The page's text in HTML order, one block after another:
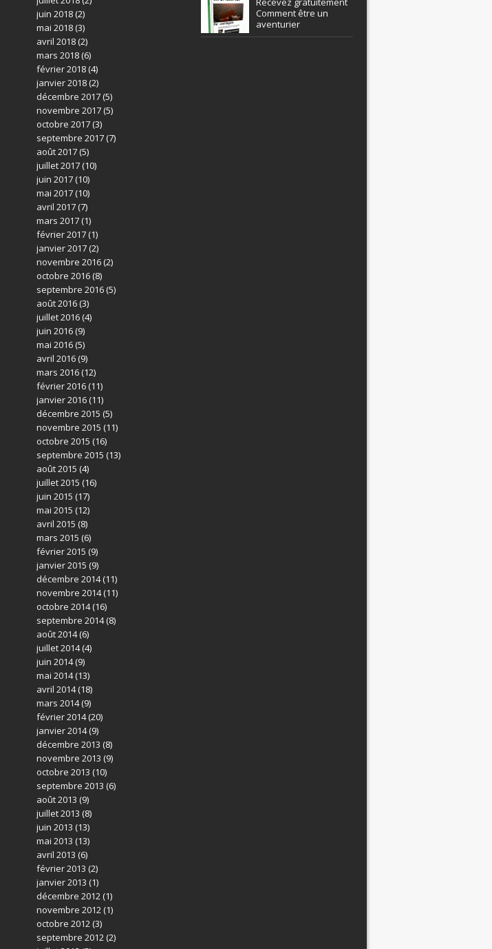
juin 2018(2)
mai 2018(3)
avril 2018(2)
mars 2018(6)
février 2018(4)
janvier 2018(2)
décembre 2017(5)
novembre 2017(5)
octobre 2017(3)
septembre 2017(7)
août 2017(5)
juillet 2017(10)
juin 2017(10)
mai 2017(10)
avril 2017(7)
mars 2017(1)
février 2017(1)
janvier 2017(2)
novembre 2016(2)
octobre 2016(8)
septembre 2016(5)
août 2016(3)
juillet 2016(4)
juin 2016(9)
mai 2016(5)
avril 2016(9)
mars 2016(12)
février 2016(11)
janvier 2016(11)
décembre 2015 (5)
novembre 2015 (11)
octobre 2015 (16)
septembre 2015 (13)
août 2015 (4)
juillet 2015 (16)
juin 2015 (17)
mai 2015 (12)
avril 2015 (8)
mars 2015 (6)
février 2015 (9)
janvier 2015 (9)
décembre 2014(11)
novembre 2014(11)
octobre 2014(16)
septembre 2014(8)
août 2014(6)
juillet 2014(4)
juin 2014(9)
mai 2014(13)
avril 2014(18)
mars 2014(9)
février 2014(20)
janvier 2014(9)
décembre 2013 (8)
novembre 2013 (9)
octobre 2013 (10)
septembre 2013 (6)
août 2013 (9)
juillet 2013 (8)
juin 2013 (13)
mai 2013 (13)
avril 2013 (6)
février 2013 (2)
janvier 2013 (1)
décembre 2012(1)
novembre 2012(1)
octobre 2012(3)
septembre 2012(2)
Comment être un
aventurier